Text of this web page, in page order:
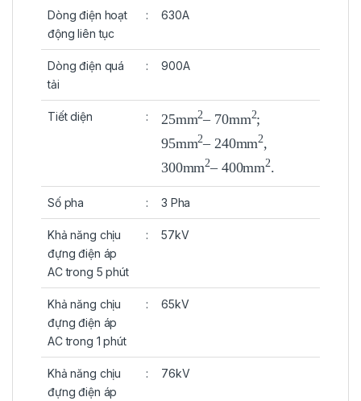
Dòng điện hoạt
động liên tục
: 630A
Dòng điện quá
tải
: 900A
Tiết diện : 25mm2– 70mm2;
95mm2– 240mm2,
300mm2– 400mm2.
Số pha : 3 Pha
Khả năng chịu
đựng điện áp
AC trong 5 phút
: 57kV
Khả năng chịu
đựng điện áp
AC trong 1 phút
: 65kV
Khả năng chịu
đựng điện áp
: 76kV